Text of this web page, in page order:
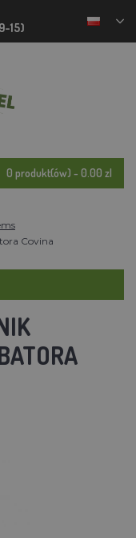
15)
0 produkt(ów) - 0.00 zl
Covina